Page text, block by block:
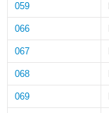
059
066
067
068
069